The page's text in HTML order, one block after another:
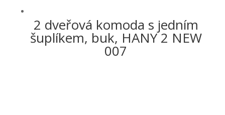
2 dveřová komoda s jedním
šuplíkem, buk, HANY 2 NEW
007